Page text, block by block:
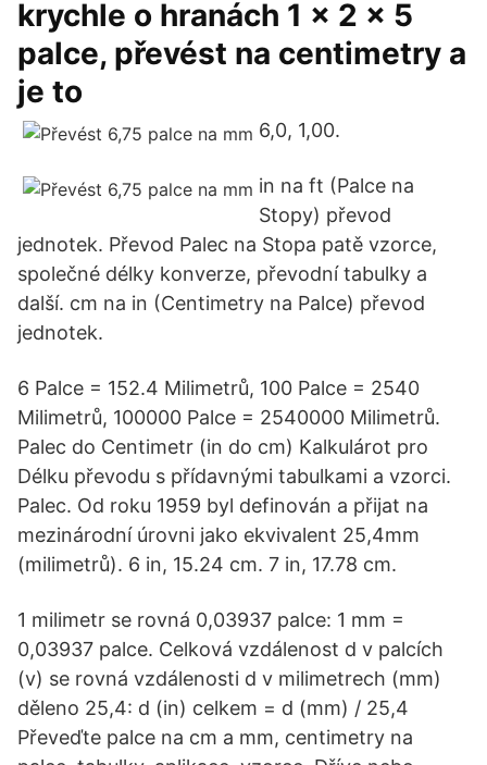
krychle o hranách 1 x 2 x 5
palce, převést na centimetry a
je to
6,0, 1,00.
in na ft (Palce na
Stopy) převod
jednotek. Převod Palec na Stopa patě vzorce,
společné délky konverze, převodní tabulky a
další. cm na in (Centimetry na Palce) převod
jednotek.
6 Palce = 152.4 Milimetrů, 100 Palce = 2540
Milimetrů, 100000 Palce = 2540000 Milimetrů.
Palec do Centimetr (in do cm) Kalkulárot pro
Délku převodu s přídavnými tabulkami a vzorci.
Palec. Od roku 1959 byl definován a přijat na
mezinárodní úrovni jako ekvivalent 25,4mm
(milimetrů). 6 in, 15.24 cm. 7 in, 17.78 cm.
1 milimetr se rovná 0,03937 palce: 1 mm =
0,03937 palce. Celková vzdálenost d v palcích
(v) se rovná vzdálenosti d v milimetrech (mm)
děleno 25,4: d (in) celkem = d (mm) / 25,4
Převeďte palce na cm a mm, centimetry na